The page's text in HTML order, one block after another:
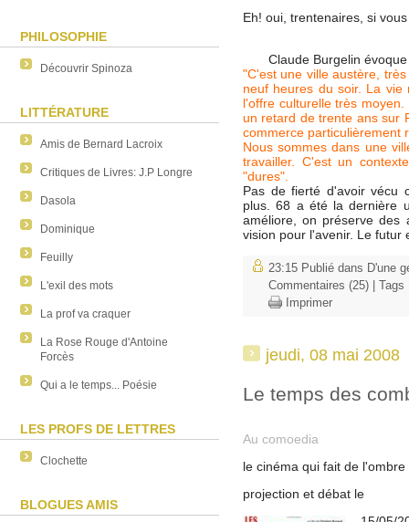
PHILOSOPHIE
Découvrir Spinoza
LITTÉRATURE
Amis de Bernard Lacroix
Critiques de Livres: J.P Longre
Dasola
Dominique
Feuilly
L'exil des mots
La prof va craquer
La Rose Rouge d'Antoine
Forcès
Qui a le temps... Poésie
LES PROFS DE LETTRES
Clochette
BLOGUES AMIS
Eh! oui, trentenaires, si
Claude Burgelin
"C'est une ville austère,
neuf heures du soir. La vie
l'offre culturelle très
un retard de trente ans sur
commerce particulièrement
Nous sommes dans une
travailler. C'est un
"dures".
Pas de fierté d'avoir vécu
plus. 68 a été la dernière
améliore, on préserve
vision pour l'avenir. Le futur
23:15 Publié dans D'une
Commentaires (25) |
Imprimer
jeudi, 08 mai 2008
Le temps des
Au comoedia
le cinéma qui fait de l'ombre
projection et débat le